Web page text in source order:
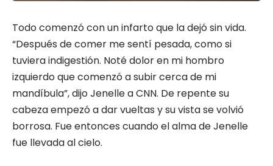
Todo comenzó con un infarto que la dejó sin vida.
“Después de comer me sentí pesada, como si
tuviera indigestión. Noté dolor en mi hombro
izquierdo que comenzó a subir cerca de mi
mandíbula”, dijo Jenelle a CNN. De repente su
cabeza empezó a dar vueltas y su vista se volvió
borrosa. Fue entonces cuando el alma de Jenelle
fue llevada al cielo.